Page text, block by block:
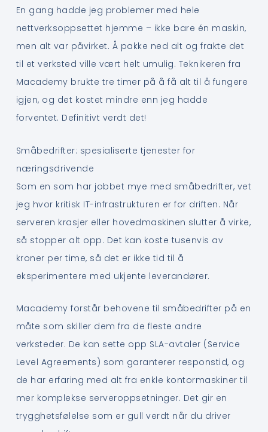
En gang hadde jeg problemer med hele
nettverksoppsettet hjemme – ikke bare én maskin,
men alt var påvirket. Å pakke ned alt og frakte det
til et verksted ville vært helt umulig. Teknikeren fra
Macademy brukte tre timer på å få alt til å fungere
igjen, og det kostet mindre enn jeg hadde
forventet. Definitivt verdt det!
Småbedrifter: spesialiserte tjenester for
næringsdrivende
Som en som har jobbet mye med småbedrifter, vet
jeg hvor kritisk IT-infrastrukturen er for driften. Når
serveren krasjer eller hovedmaskinen slutter å virke,
så stopper alt opp. Det kan koste tusenvis av
kroner per time, så det er ikke tid til å
eksperimentere med ukjente leverandører.
Macademy forstår behovene til småbedrifter på en
måte som skiller dem fra de fleste andre
verksteder. De kan sette opp SLA-avtaler (Service
Level Agreements) som garanterer responstid, og
de har erfaring med alt fra enkle kontormaskiner til
mer komplekse serveroppsetninger. Det gir en
trygghetsfølelse som er gull verdt når du driver